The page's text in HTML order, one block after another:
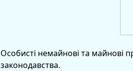
Особисті немайнові та майнові
законодавства.